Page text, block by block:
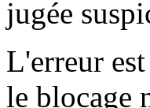
jugée
L'erreur
le blocage